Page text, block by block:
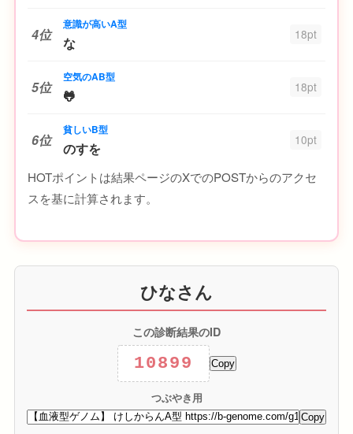
4位
意識が高いA型
な 18pt
5位
空気のAB型
🐸 18pt
6位
貧しいB型
のすを 10pt
HOTポイントは結果ページのXでのPOSTからのアクセ
スを基に計算されます。
ひなさん
この診断結果のID
10899 Copy
つぶやき用
Copy